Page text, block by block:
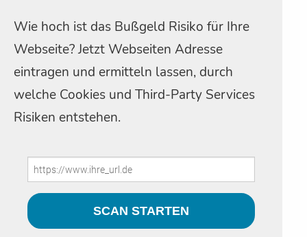
Wie hoch ist das Bußgeld Risiko für Ihre
Webseite? Jetzt Webseiten Adresse
eintragen und ermitteln lassen, durch
welche Cookies und Third-Party Services
Risiken entstehen.